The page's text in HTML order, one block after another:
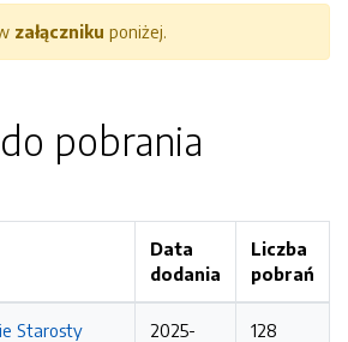
załączniku poniżej.
pobrania
Data
dodania
Liczba
pobrań
Starosty
2025-
128